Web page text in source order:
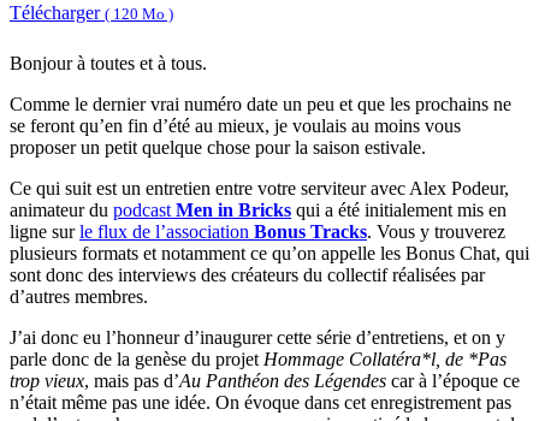
Télécharger ( 120 Mo )
Bonjour à toutes et à tous.
Comme le dernier vrai numéro date un peu et que les prochains ne
se feront qu’en fin d’été au mieux, je voulais au moins vous
proposer un petit quelque chose pour la saison estivale.
Ce qui suit est un entretien entre votre serviteur avec Alex Podeur,
animateur du podcast Men in Bricks qui a été initialement mis en
ligne surle flux de l’association Bonus Tracks. Vous y trouverez
plusieurs formats et notamment ce qu’on appelle les Bonus Chat, qui
sont donc des interviews des créateurs du collectif réalisées par
d’autres membres.
J’ai donc eu l’honneur d’inaugurer cette série d’entretiens, et on y
parle donc de la genèse du projet Hommage Collatéra*l, de *Pas
trop vieux, mais pas d’Au Panthéon des Légendes car à l’époque ce
n’était même pas une idée. On évoque dans cet enregistrement pas